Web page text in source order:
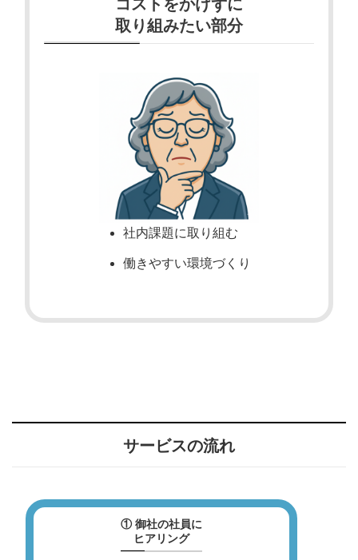
コストをかけずに
取り組みたい部分
社内課題に取り組む
働きやすい環境づくり
サービスの流れ
① 御社の社員に
ヒアリング